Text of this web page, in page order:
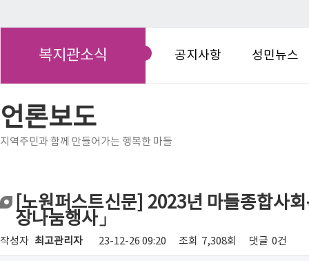
복지관소식 공지사항 성민뉴스
언론보도
지역주민과 함께 만들어가는 행복한 마들
[노원퍼스트신문] 2023년 마들종합사
장나눔행사」
작성자 최고관리자 23-12-26 09:20 조회 7,308회 댓글 0건